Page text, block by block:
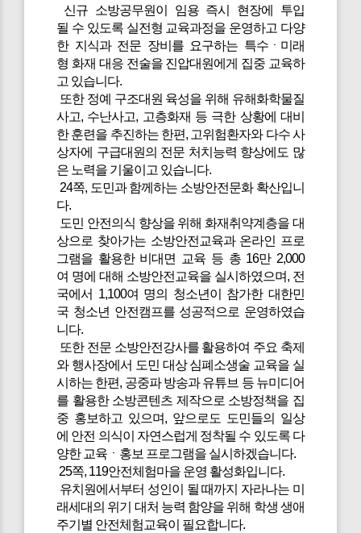
신규 소방공무원이 임용 즉시 현장에 투입
될 수 있도록 실전형 교육과정을 운영하고 다양
한 지식과 전문 장비를 요구하는 특수ㆍ미래
형 화재 대응 전술을 진압대원에게 집중 교육하
고 있습니다.
또한 정예 구조대원 육성을 위해 유해화학물질
사고, 수난사고, 고층화재 등 극한 상황에 대비
한 훈련을 추진하는 한편, 고위험환자와 다수 사
상자에 구급대원의 전문 처치능력 향상에도 많
은 노력을 기울이고 있습니다.
24쪽, 도민과 함께하는 소방안전문화 확산입니
다.
도민 안전의식 향상을 위해 화재취약계층을 대
상으로 찾아가는 소방안전교육과 온라인 프로
그램을 활용한 비대면 교육 등 총 16만 2,000
여 명에 대해 소방안전교육을 실시하였으며, 전
국에서 1,100여 명의 청소년이 참가한 대한민
국 청소년 안전캠프를 성공적으로 운영하였습
니다.
또한 전문 소방안전강사를 활용하여 주요 축제
와 행사장에서 도민 대상 심폐소생술 교육을 실
시하는 한편, 공중파 방송과 유튜브 등 뉴미디어
를 활용한 소방콘텐츠 제작으로 소방정책을 집
중 홍보하고 있으며, 앞으로도 도민들의 일상
에 안전 의식이 자연스럽게 정착될 수 있도록 다
양한 교육ㆍ홍보 프로그램을 실시하겠습니다.
25쪽, 119안전체험마을 운영 활성화입니다.
유치원에서부터 성인이 될 때까지 자라나는 미
래세대의 위기 대처 능력 함양을 위해 학생 생애
주기별 안전체험교육이 필요합니다.